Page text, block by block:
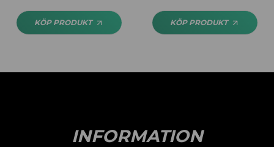
KÖP PRODUKT KÖP PRODUKT
INFORMATION